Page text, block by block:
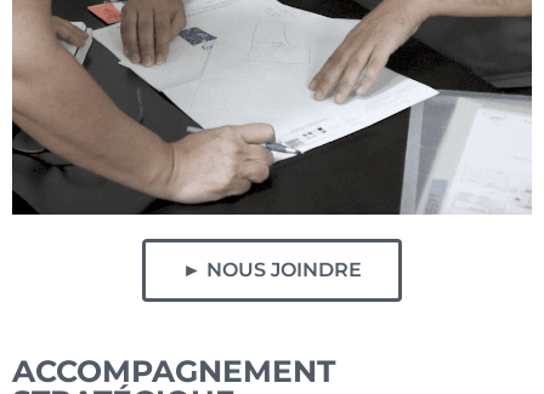
► NOUS JOINDRE
ACCOMPAGNEMENT